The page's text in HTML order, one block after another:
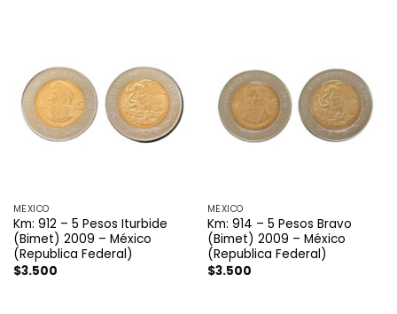
MÉXICO
Km: 912 – 5 Pesos Iturbide
(Bimet) 2009 – México
(Republica Federal)
$3.500
MÉXICO
Km: 914 – 5 Pesos Bravo
(Bimet) 2009 – México
(Republica Federal)
$3.500